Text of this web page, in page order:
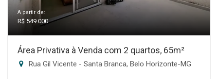
A partir de:
R$ 549.000
Área Privativa à Venda com 2 quartos, 65m²
Rua Gil Vicente - Santa Branca, Belo Horizonte-MG